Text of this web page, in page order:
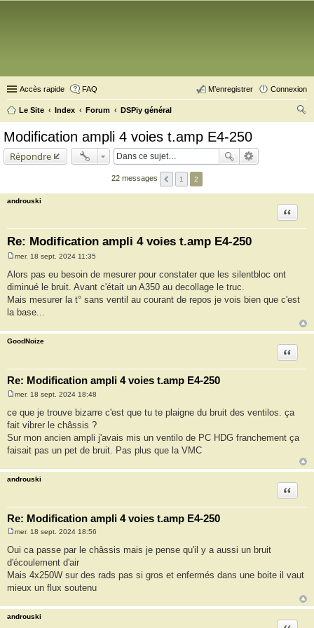
Accès rapide FAQ Connexion
M’enregistrer
Le Site Index Forum
DSPiy général
Modification ampli 4 voies t.amp E4-250
Répondre
22 messages 1 2
androuski
Re: Modification ampli 4 voies t.amp E4-250
Citation
s
s
g
e
mer. 18 sept. 2024 11:35
Alors pas eu besoin de mesurer pour constater que les silentbloc ont
diminué le bruit. Avant c'était un A350 au decollage le truc.
Mais mesurer la t° sans ventil au courant de repos je vois bien que c'est
la base...
GoodNoize
Re: Modification ampli 4 voies t.amp E4-250
Citation
s
s
g
e
mer. 18 sept. 2024 18:48
ce que je trouve bizarre c'est que tu te plaigne du bruit des ventilos. ça
fait vibrer le châssis ?
Sur mon ancien ampli j'avais mis un ventilo de PC HDG franchement ça
faisait pas un pet de bruit. Pas plus que la VMC
androuski
Re: Modification ampli 4 voies t.amp E4-250
Citation
s
s
g
e
mer. 18 sept. 2024 18:56
Oui ca passe par le châssis mais je pense qu'il y a aussi un bruit
d'écoulement d'air
Mais 4x250W sur des rads pas si gros et enfermés dans une boite il vaut
mieux un flux soutenu
androuski